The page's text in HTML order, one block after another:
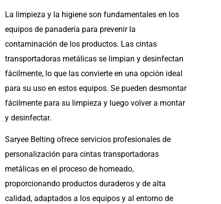
La limpieza y la higiene son fundamentales en los
equipos de panadería para prevenir la
contaminación de los productos. Las cintas
transportadoras metálicas se limpian y desinfectan
fácilmente, lo que las convierte en una opción ideal
para su uso en estos equipos. Se pueden desmontar
fácilmente para su limpieza y luego volver a montar
y desinfectar.
Saryee Belting ofrece servicios profesionales de
personalización para cintas transportadoras
metálicas en el proceso de horneado,
proporcionando productos duraderos y de alta
calidad, adaptados a los equipos y al entorno de